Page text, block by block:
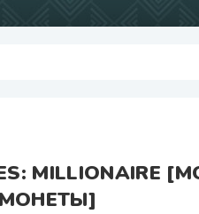
MILLIONAIRE